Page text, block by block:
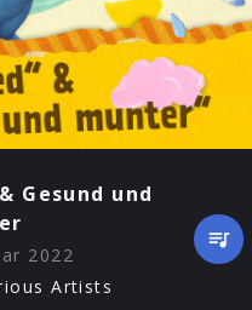
Gesund und
2022
Artists